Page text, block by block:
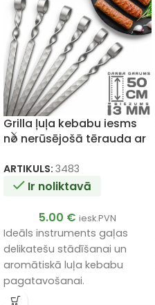
Grilla ļuļa kebabu iesms
no nerūsējošā tērauda ar
ARTIKULS: 3483
Ir noliktavā
5.00 € iesk.PVN
Ideāls instruments gaļas
delikatešu stādīšanai un
aromātiskā luļa kebabu
pagatavošanai.